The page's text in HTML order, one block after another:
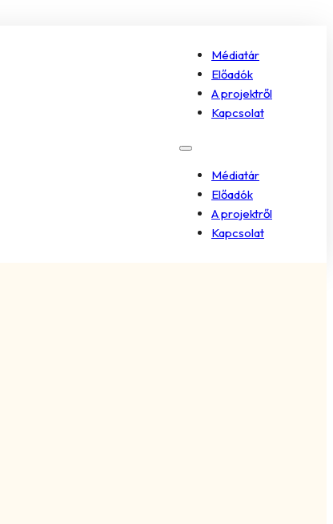
Médiatár
Előadók
A projektről
Kapcsolat
Médiatár
Előadók
A projektről
Kapcsolat